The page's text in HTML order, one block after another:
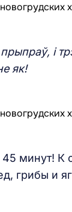
і
як!
минут! К
грибы и